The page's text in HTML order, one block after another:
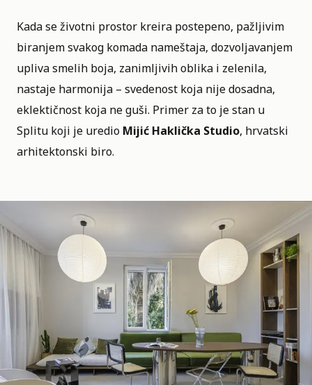
Kada se životni prostor kreira postepeno, pažljivim
biranjem svakog komada nameštaja, dozvoljavanjem
upliva smelih boja, zanimljivih oblika i zelenila,
nastaje harmonija – svedenost koja nije dosadna,
eklektičnost koja ne guši. Primer za to je stan u
Splitu koji je uredio Mijić Haklička Studio, hrvatski
arhitektonski biro.